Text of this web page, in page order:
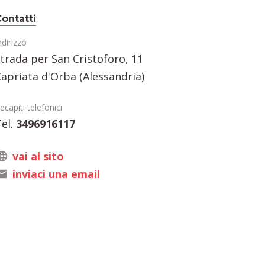
per San Cristoforo, 11
d'Orba (Alessandria)
telefonici
3496916117
vai al sito
inviaci una email